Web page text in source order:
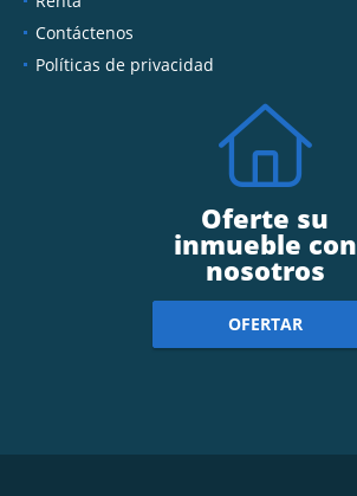
Contáctenos
Políticas de privacidad
Oferte su
inmueble con
nosotros
OFERTAR